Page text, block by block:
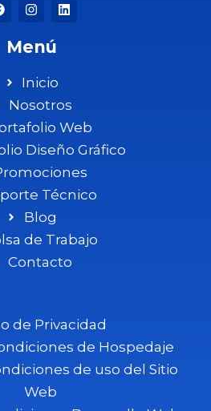
Menú
Inicio
Nosotros
Web
Diseño Gráfico
Técnico
Blog
de Trabajo
Contacto
de Privacidad
de Hospedaje
de uso del Sitio
Web